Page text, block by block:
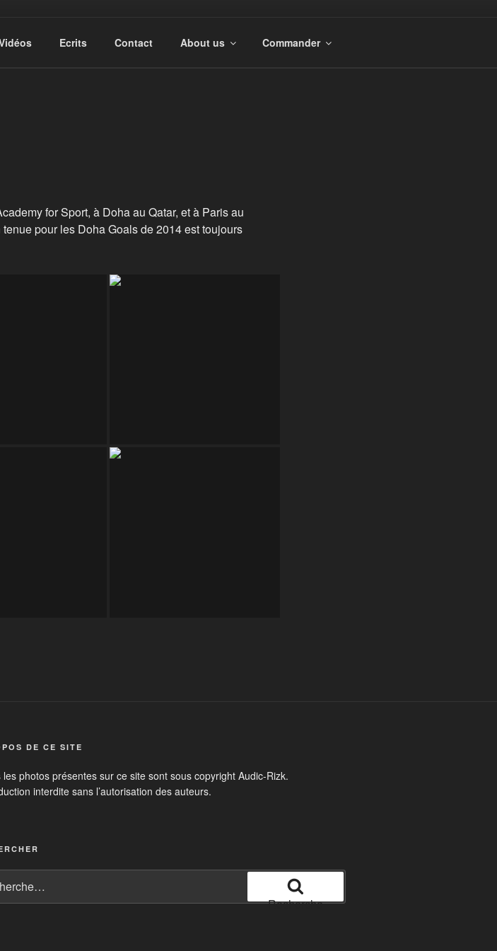
Ecrits Contact About us Commander
for Sport, à Doha au Qatar, et à Paris au
pour les Doha Goals de 2014 est toujours
DE CE SITE
les photos présentes sur ce site sont sous copyright Audic-Rizk.
interdite sans l’autorisation des auteurs.
Recherche